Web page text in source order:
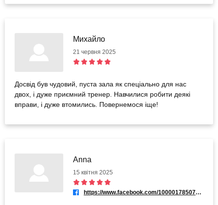
Михайло
21 червня 2025
Досвід був чудовий, пуста зала як спеціально для нас
двох, і дуже приємний тренер. Навчилися робити деякі
вправи, і дуже втомились. Повернемося іще!
Anna
15 квітня 2025
https://www.facebook.com/100001785076899